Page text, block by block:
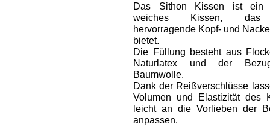
Das Sithon Kissen ist ein
weiches Kissen,
hervorragende Kopf- und
bietet.
Die Füllung besteht aus
Naturlatex und der
Baumwolle.
Dank der Reißverschlüsse
Volumen und Elastizität des
leicht an die Vorlieben der
anpassen.